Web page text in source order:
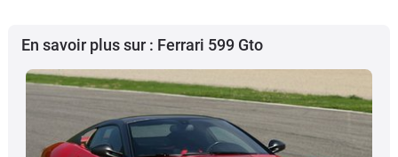
En savoir plus sur : Ferrari 599 Gto